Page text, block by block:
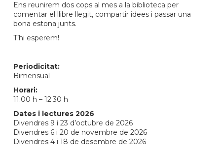
Ens reunirem dos cops al mes a la biblioteca per
comentar el llibre llegit, compartir idees i passar una
bona estona junts.
T’hi esperem!
Periodicitat:
Bimensual
Horari:
11.00 h – 12.30 h
Dates i lectures 2026
Divendres 9 i 23 d’octubre de 2026
Divendres 6 i 20 de novembre de 2026
Divendres 4 i 18 de desembre de 2026